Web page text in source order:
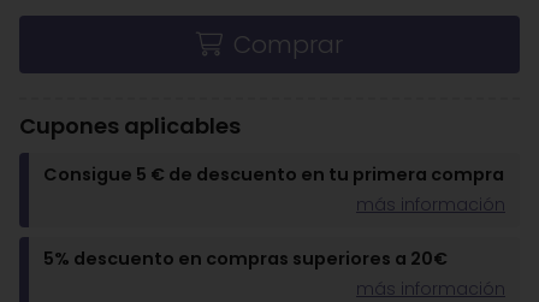
Comprar
Cupones aplicables
Consigue 5 € de descuento en tu primera compra
más información
5% descuento en compras superiores a 20€
más información